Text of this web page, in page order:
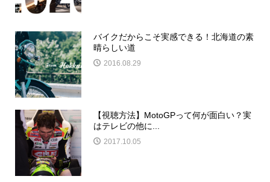
バイクだからこそ実感できる！北海道の素
晴らしい道
2016.08.29
【視聴方法】MotoGPって何が面白い？実
はテレビの他に...
2017.10.05